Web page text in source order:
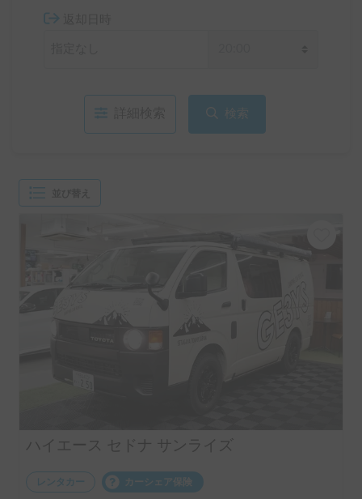
検索
ハイエース セドナ サンライズ
レンタカー カーシェア保険